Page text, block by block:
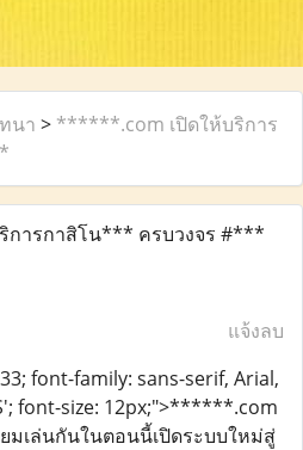
นา > ******.com เปิดให้บริการ
ารกาสิโน*** ครบวงจร #***
แจ้งลบ
font-family: sans-serif, Arial,
font-size: 12px;">******.com
มเล่นกันในตอนนี้เปิดระบบใหม่สู่